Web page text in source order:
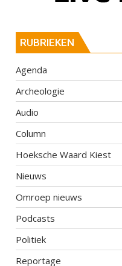
RUBRIEKEN
Agenda
Archeologie
Audio
Column
Hoeksche Waard Kiest
Nieuws
Omroep nieuws
Podcasts
Politiek
Reportage